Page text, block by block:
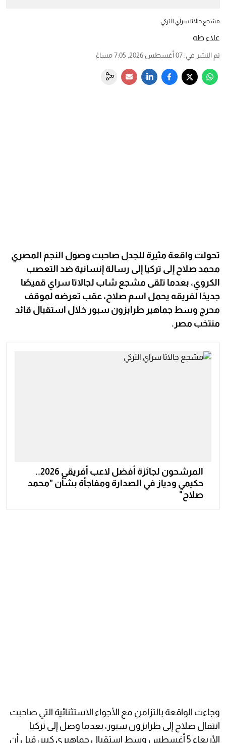
مشجع جالاتا سراي التركي
علاء طه
تم النشر في: 07 أغسطس 2026, 7:05 مساءً
تحولت واقعة مثيرة للجدل صاحبت وصول النجم المصري
محمد صلاح إلى تركيا إلى رسالة إنسانية ضد التعصب
الكروي، بعدما تلقى مشجع شاب لجالاتا سراي قميصًا
جديدًا لفريقه يحمل اسم صلاح، عقب تعرضه لموقف
محرج وسط جماهير طرابزون سبور خلال استقبال قائد
منتخب مصر.
المرشحون لجائزة أفضل لاعب أفريقي 2026..
حكيمي ودياز في الصدارة ومفاجأة بشأن "محمد
صلاح"
وجاءت الواقعة بالتزامن مع الأجواء الاستثنائية التي صاحبت
انتقال صلاح إلى طرابزون سبور، بعدما وصل إلى تركيا
الأربعاء 5 أغسطس وسط استقبال جماهيري كبير، قبل أن